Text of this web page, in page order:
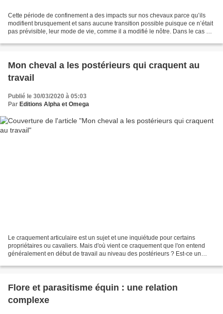
Cette période de confinement a des impacts sur nos chevaux parce qu’ils
modifient brusquement et sans aucune transition possible puisque ce n’était
pas prévisible, leur mode de vie, comme il a modifié le nôtre. Dans le cas du
Mon cheval a les postérieurs qui craquent au
travail
Publié le 30/03/2020 à 05:03
Par Editions Alpha et Omega
Le craquement articulaire est un sujet et une inquiétude pour certains
propriétaires ou cavaliers. Mais d'où vient ce craquement que l'on entend
généralement en début de travail au niveau des postérieurs ? Est-ce un
Flore et parasitisme équin : une relation
complexe